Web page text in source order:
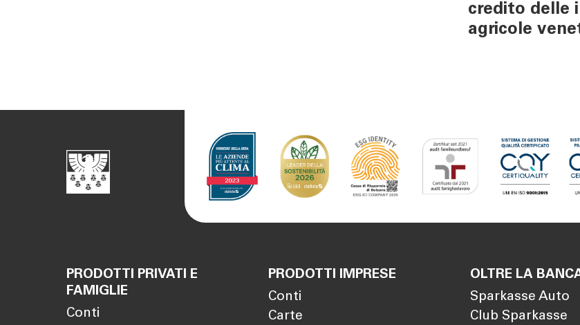
credito delle
agricole
PRODOTTI PRIVATI E
FAMIGLIE
Conti
PRODOTTI IMPRESE
Conti
Carte
OLTRE LA
Sparkasse Auto
Club Sparkasse